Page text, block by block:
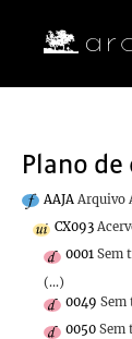
Plano
AAJA Arquivo
CX093
0001 Sem
(...)
0049
0050 Sem